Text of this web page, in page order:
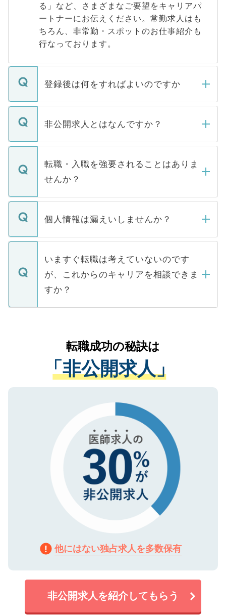
る」など、さまざまなご要望をキャリアパ
ートナーにお伝えください。常勤求人はも
ちろん、非常勤・スポットのお仕事紹介も
行なっております。
登録後は何をすればよいのですか
ご登録いただきましたら、弊社担当者がご
登録内容を確認し、その後メールもしくは
ます。通常、5営業日以内にはご連絡をせて
いただきますので、しばらくお待ちくださ
非公開求人とはなんですか？
マイナビDOCTORで取り扱っている求人の
うち約3割は、Webサイトからご覧いただ
けない「非公開求人」です。非公開求人は
下記の理由によって、一般には公開してい
ません。
■応募殺到を避けるため 人気のある医療機
関を公にしてしまうと、応募が殺到する場
に、医療機関が求める条件に合った人材の
みを人材紹介会社に依頼するケースが増え
ています。
転職・入職を強要されることはありま
せんか？
転職・入職を強要することは一切ありませ
ん。また、仮に応募先から内定をいただい
定を承諾する必要はありません。内定先へ
の辞退の連絡はキャリアパートナーが行い
個人情報は漏えいしませんか？
個人情報が漏えいすることはありませんの
で、ご安心ください。当サイトからの登録
などで収集したご登録者様の個人情報は、
ご本人のキャリアアップおよび転職活動の
支援を目的に使用いたします。お預かりし
ているすべての個人データはご本人の許可
は、個人情報の取り扱いについての厳密な
管理基準を満たした事業者のみに付与され
る、プライバシーマークを取得済みです。
で、機密保持に関してもご安心ください。
いますぐ転職は考えていないのです
が、これからのキャリアを相談できま
すか？
かがいして、現在の医療機関の状況や紹介
経験をまじえながら、適切なアドバイスを
させていただきます。すぐにご転職をされ
ない方には、長期的なサポートが可能です
ので、まずはご登録ください。
転職成功の秘訣は
「非公開求人」
他にはない独占求人を多数保有
非公開求人を紹介してもらう